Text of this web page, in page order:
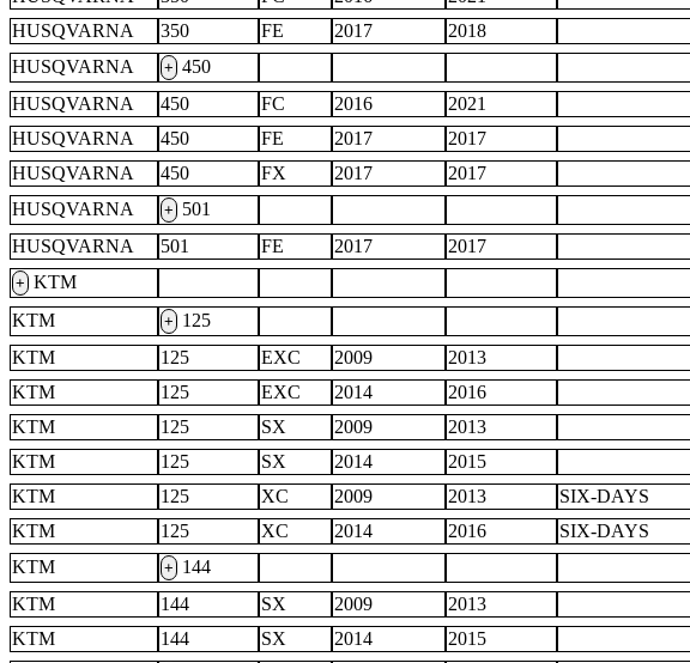
HUSQVARNA
350 FE 2017
2018
HUSQVARNA
+ 450
HUSQVARNA
450 FC 2016
2021
HUSQVARNA
450 FE 2017
2017
HUSQVARNA
450 FX 2017
2017
HUSQVARNA
+ 501
HUSQVARNA
501 FE 2017 2017
+ KTM
KTM
+ 125
KTM
125 EXC 2009
2013
KTM
125 EXC 2014
2016
KTM
125 SX 2009
2013
KTM
125 SX 2014
2015
KTM
125 XC 2009 2013
SIX-DAYS
KTM
125 XC 2014 2016
SIX-DAYS
KTM
+ 144
KTM
144 SX 2009
2013
KTM
144 SX 2014
2015